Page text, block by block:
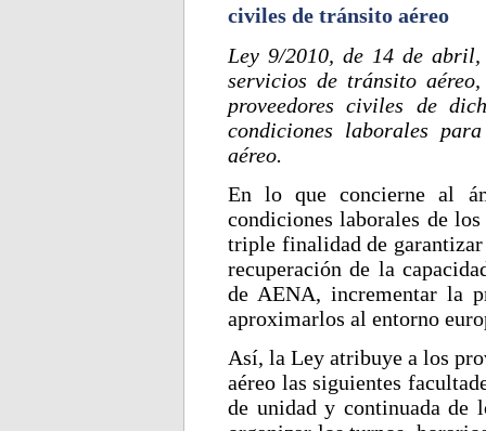
civiles de tránsito aéreo
Ley 9/2010, de 14 de
servicios de tránsito
proveedores civiles de
condiciones laborales
aéreo.
En lo que concierne al
condiciones laborales de
triple finalidad de
recuperación de la
de AENA, incrementar la
aproximarlos al entorno
Así, la Ley atribuye a los
aéreo las siguientes
de unidad y continuada de